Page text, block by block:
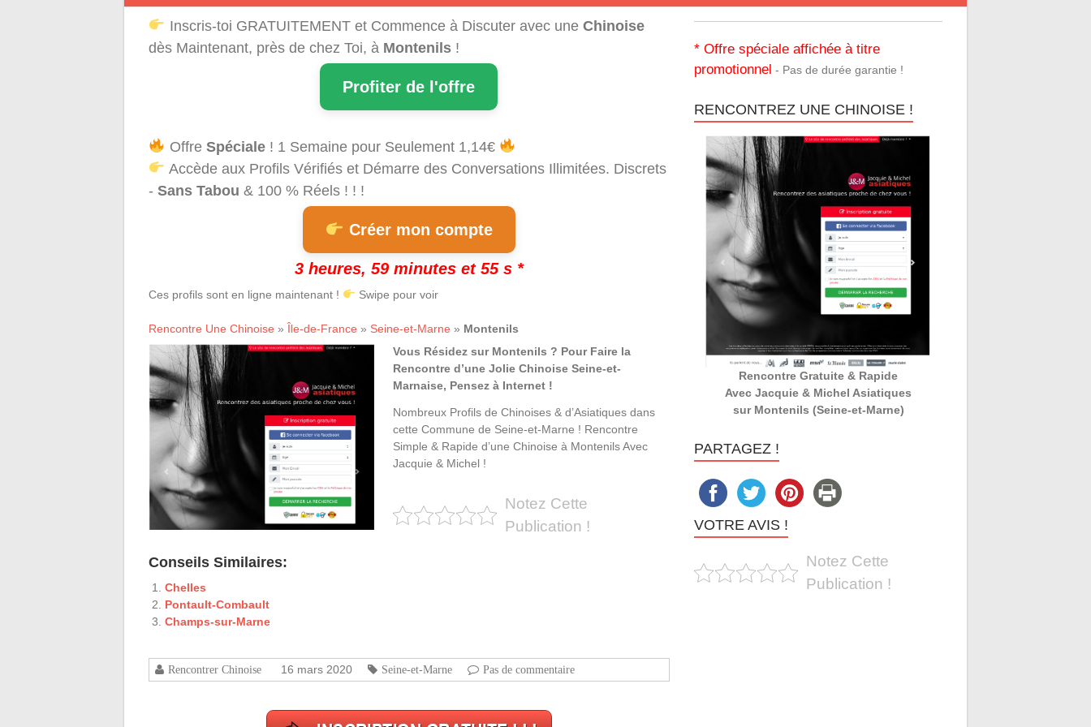
Inscris-toi GRATUITEMENT et Commence à Discuter avec une Chinoise
dès Maintenant, près de chez Toi, à Montenils !
Profiter de l'offre
Offre Spéciale! 1 Semaine pour Seulement 1,14€
Accède aux Profils Vérifiés et Démarre des Conversations Illimitées. Discrets
- Sans Tabou & 100 % Réels ! ! !
Créer mon compte
3 heures, 59 minutes et 54 s *
Ces profils sont en ligne maintenant ! Swipe pour voir
Rencontre Une Chinoise » Île-de-France » Seine-et-Marne » Montenils
Vous Résidez sur Montenils ? Pour Faire la
Rencontre d’une Jolie Chinoise Seine-et-
Marnaise, Pensez à Internet !
Nombreux Profils de Chinoises & d’Asiatiques dans
cette Commune de Seine-et-Marne ! Rencontre
Simple & Rapide d’une Chinoise à Montenils Avec
Jacquie & Michel !
Notez Cette
Publication !
Conseils Similaires:
Chelles
Pontault-Combault
Champs-sur-Marne
Rencontrer Chinoise 16 mars 2020 Seine-et-Marne Pas de commentaire
* Offre spéciale affichée à titre
promotionnel - Pas de durée garantie !
RENCONTREZ UNE CHINOISE !
Rencontre Gratuite & Rapide
Avec Jacquie & Michel Asiatiques
sur Montenils (Seine-et-Marne)
PARTAGEZ !
VOTRE AVIS !
Notez Cette
Publication !